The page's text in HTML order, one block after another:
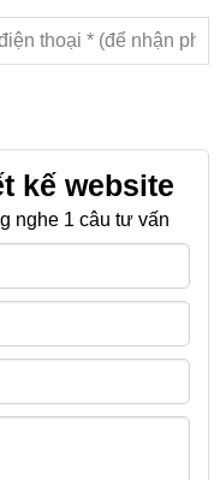
kế website
nghe 1 câu tư vấn